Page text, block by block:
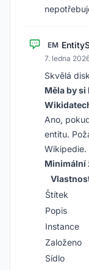
EM
7. ledna
Skvělá
Měla by
Ano,
entitu.
Wikipedie.
Minimální
Štítek
Popis
Instance
Založeno
Sídlo